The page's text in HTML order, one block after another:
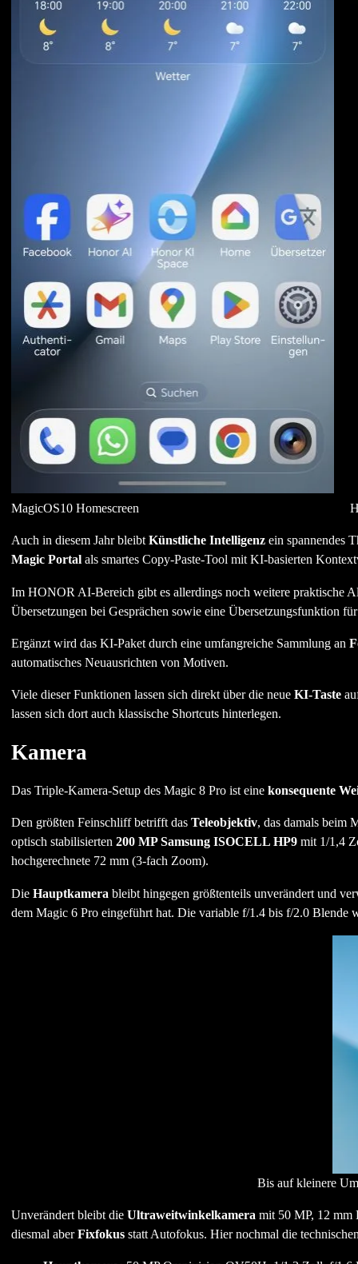
MagicOS10 Homescreen
Auch in diesem Jahr bleibt Künstliche Intelligenzein spannendes
Magic Portalals smartes Copy-Paste-Tool mit KI-basierten
Im HONOR AI-Bereich gibt es allerdings noch weitere praktische
Übersetzungen bei Gesprächen sowie eine Übersetzungsfunktion
Ergänzt wird das KI-Paket durch eine umfangreiche Sammlung an
automatisches Neuausrichten von Motiven.
Viele dieser Funktionen lassen sich direkt über die neue KI-Taste
lassen sich dort auch klassische Shortcuts hinterlegen.
Kamera
Das Triple-Kamera-Setup des Magic 8 Pro ist eine konsequente
Den größten Feinschliff betrifft das Teleobjektiv, das damals beim
optisch stabilisierten 200 MP Samsung ISOCELL HP9mit 1/1,4
hochgerechnete 72 mm (3-fach Zoom).
Die Hauptkamera bleibt hingegen größtenteils unverändert und
dem Magic 6 Pro eingeführt hat. Die variable f/1.4 bis f/2.0 Blende
Bis auf kleinere
Unverändert bleibt die Ultraweitwinkelkamera mit 50 MP, 12 mm
diesmal aberFixfokusstatt Autofokus. Hier nochmal die